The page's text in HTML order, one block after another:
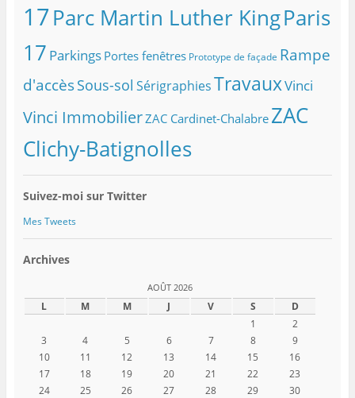
17Parc Martin Luther KingParis
17 Parkings Portes fenêtres Prototype de façade Rampe
d'accèsSous-sol SérigraphiesTravauxVinci
Vinci ImmobilierZAC Cardinet-Chalabre ZAC
Clichy-Batignolles
Suivez-moi sur Twitter
Mes Tweets
Archives
AOÛT 2026
L M M J V S D
1
2
3
4 5 6 7 8
9
10
11 12 13 14 15
16
17
18 19 20 21 22
23
24
25 26 27 28 29
30